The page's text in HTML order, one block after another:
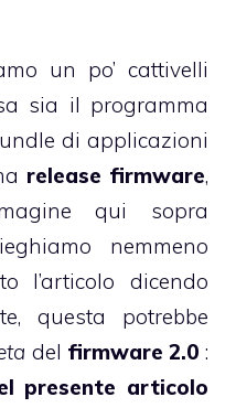
un po’ cattivelli
sia il programma
di applicazioni
release firmware,
qui sopra
nemmeno
l’articolo dicendo
questa potrebbe
del firmware 2.0 :
presente articolo